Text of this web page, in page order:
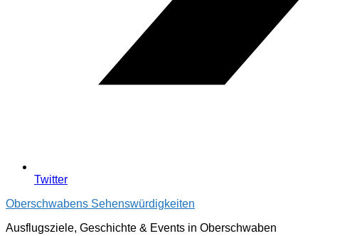
Twitter
Oberschwabens Sehenswürdigkeiten
Ausflugsziele, Geschichte & Events in Oberschwaben